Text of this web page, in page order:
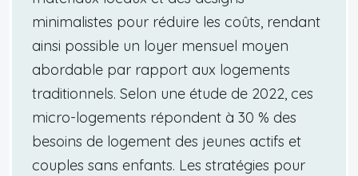
minimalistes pour réduire les coûts, rendant
ainsi possible un loyer mensuel moyen
abordable par rapport aux logements
traditionnels. Selon une étude de 2022, ces
micro-logements répondent à 30 % des
besoins de logement des jeunes actifs et
couples sans enfants. Les stratégies pour